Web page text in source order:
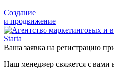
Создание
и продвижение
Ваша заявка на регистрацию
Наш менеджер свяжется с вами